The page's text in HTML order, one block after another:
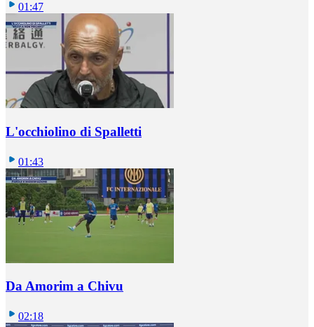
01:47
L'occhiolino di Spalletti
01:43
Da Amorim a Chivu
02:18